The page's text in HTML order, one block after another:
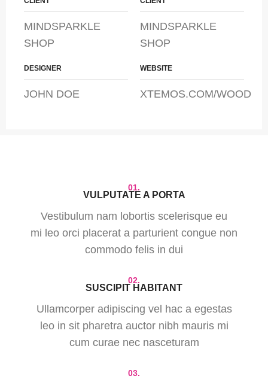
MINDSPARKLE
SHOP
MINDSPARKLE
SHOP
DESIGNER
JOHN DOE
WEBSITE
XTEMOS.COM/WOOD
01.
VULPUTATE A PORTA
Vestibulum nam lobortis scelerisque eu
mi leo orci placerat a parturient congue non
commodo felis in dui
02.
SUSCIPIT HABITANT
Ullamcorper adipiscing vel hac a egestas
leo in sit pharetra auctor nibh mauris mi
cum curae nec nasceturam
03.